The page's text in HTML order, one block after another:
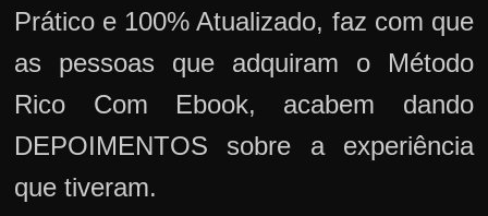
Prático e 100% Atualizado, faz com que
as pessoas que adquiram o Método
Rico Com Ebook, acabem dando
DEPOIMENTOS sobre a experiência
que tiveram.